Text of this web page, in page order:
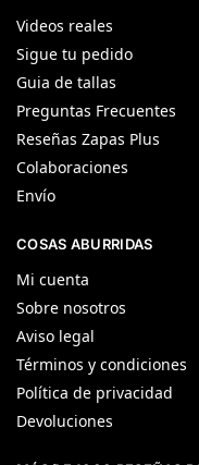
Videos reales
Sigue tu pedido
Guia de tallas
Preguntas Frecuentes
Reseñas Zapas Plus
Colaboraciones
Envío
COSAS ABURRIDAS
Mi cuenta
Sobre nosotros
Aviso legal
Términos y condiciones
Política de privacidad
Devoluciones